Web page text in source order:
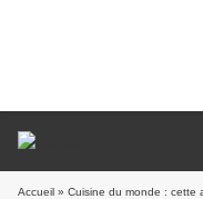
Accueil » Cuisine du monde : cette